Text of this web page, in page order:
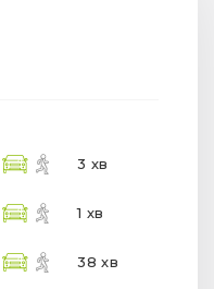
3 хв
1 хв
38 хв